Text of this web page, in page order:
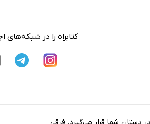
کتابراه را در شبکه‌های